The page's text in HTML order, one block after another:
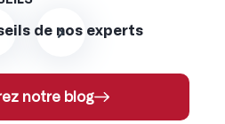
de nos experts
notre blog